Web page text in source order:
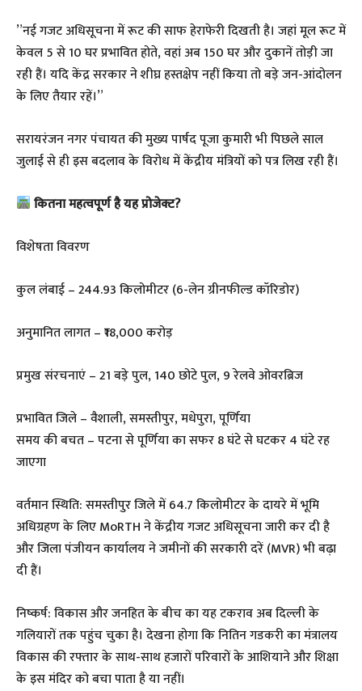
​”नई गजट अधिसूचना में रूट की साफ हेराफेरी दिखती है। जहां मूल रूट में
केवल 5 से 10 घर प्रभावित होते, वहां अब 150 घर और दुकानें तोड़ी जा
रही हैं। यदि केंद्र सरकार ने शीघ्र हस्तक्षेप नहीं किया तो बड़े जन-आंदोलन
के लिए तैयार रहें।”
​सरायरंजन नगर पंचायत की मुख्य पार्षद पूजा कुमारी भी पिछले साल
जुलाई से ही इस बदलाव के विरोध में केंद्रीय मंत्रियों को पत्र लिख रही हैं।
कितना महत्वपूर्ण है यह प्रोजेक्ट?
विशेषता विवरण
कुल लंबाई – 244.93 किलोमीटर (6-लेन ग्रीनफील्ड कॉरिडोर)
अनुमानित लागत – ₹18,000 करोड़
प्रमुख संरचनाएं – 21 बड़े पुल, 140 छोटे पुल, 9 रेलवे ओवरब्रिज
प्रभावित जिले – वैशाली, समस्तीपुर, मधेपुरा, पूर्णिया
समय की बचत – पटना से पूर्णिया का सफर 8 घंटे से घटकर 4 घंटे रह
जाएगा
वर्तमान स्थिति: समस्तीपुर जिले में 64.7 किलोमीटर के दायरे में भूमि
अधिग्रहण के लिए MoRTH ने केंद्रीय गजट अधिसूचना जारी कर दी है
और जिला पंजीयन कार्यालय ने जमीनों की सरकारी दरें (MVR) भी बढ़ा
दी हैं।
निष्कर्ष: विकास और जनहित के बीच का यह टकराव अब दिल्ली के
गलियारों तक पहुंच चुका है। देखना होगा कि नितिन गडकरी का मंत्रालय
विकास की रफ्तार के साथ-साथ हजारों परिवारों के आशियाने और शिक्षा
के इस मंदिर को बचा पाता है या नहीं।